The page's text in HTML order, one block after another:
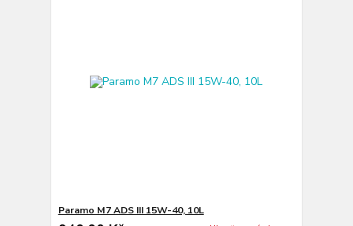
Paramo M7 ADS III 15W-40, 10L